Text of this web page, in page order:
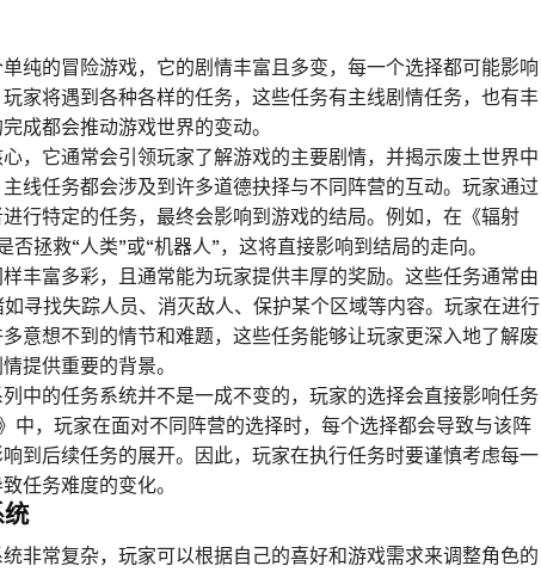
单纯的冒险游戏，它的剧情丰富且多变，每一个选择都可能影响
家将遇到各种各样的任务，这些任务有主线剧情任务，也有丰
成都会推动游戏世界的变动。
，它通常会引领玩家了解游戏的主要剧情，并揭示废土世界中
线任务都会涉及到许多道德抉择与不同阵营的互动。玩家通过
行特定的任务，最终会影响到游戏的结局。例如，在《辐射
拯救“人类”或“机器人”，这将直接影响到结局的走向。
丰富多彩，且通常能为玩家提供丰厚的奖励。这些任务通常由
寻找失踪人员、消灭敌人、保护某个区域等内容。玩家在进行
意想不到的情节和难题，这些任务能够让玩家更深入地了解废
提供重要的背景。
中的任务系统并不是一成不变的，玩家的选择会直接影响任务
中，玩家在面对不同阵营的选择时，每个选择都会导致与该阵
到后续任务的展开。因此，玩家在执行任务时要谨慎考虑每一
任务难度的变化。
统非常复杂，玩家可以根据自己的喜好和游戏需求来调整角色的